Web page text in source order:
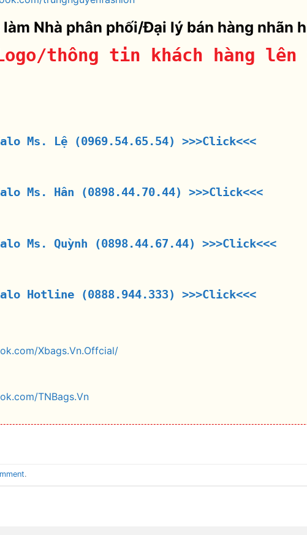
Nhà phân phối/Đại lý bán hàng nhãn
thông tin khách hàng lên
Ms. Lệ (0969.54.65.54) >>>Click<<<
Ms. Hân (0898.44.70.44) >>>Click<<<
Ms. Quỳnh (0898.44.67.44) >>>Click<<<
Hotline (0888.944.333) >>>Click<<<
Xbags.Vn.Offcial/
TNBags.Vn
.